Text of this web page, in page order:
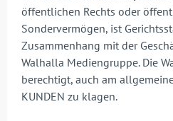
öffentlichen Rechts oder
Sondervermögen, ist
Zusammenhang mit der
Walhalla Mediengruppe. Die
berechtigt, auch am
KUNDEN zu klagen.